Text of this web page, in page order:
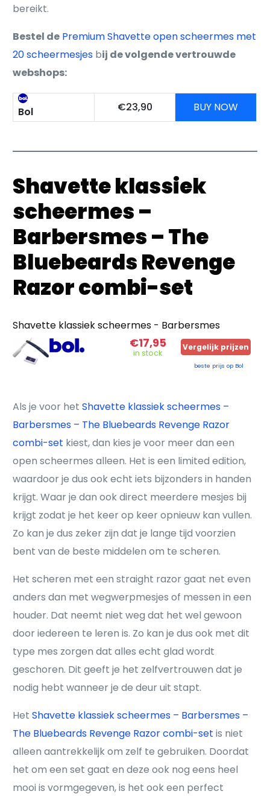
bereikt.
Bestel de Premium Shavette open scheermes met
20 scheermesjes bij de volgende vertrouwde
webshops:
Bol €23,90 BUY NOW
Shavette klassiek
scheermes –
Barbersmes – The
Bluebeards Revenge
Razor combi-set
Shavette klassiek scheermes - Barbersmes
€17,95
in stock
Vergelijk prijzen
beste prijs op Bol
Als je voor hetShavette klassiek scheermes –
Barbersmes – The Bluebeards Revenge Razor
combi-set kiest, dan kies je voor meer dan een
open scheermes alleen. Het is een limited edition,
waardoor je dus ook echt iets bijzonders in handen
krijgt. Waar je dan ook direct meerdere mesjes bij
krijgt zodat je het keer op keer opnieuw kan vullen.
Zo kan je dus zeker zijn dat je lange tijd voorzien
bent van de beste middelen om te scheren.
Het scheren met een straight razor gaat net even
anders dan met wegwerpmesjes of messen in een
houder. Dat neemt niet weg dat het wel gewoon
door iedereen te leren is. Zo kan je dus ook met dit
type mes zorgen dat alles echt glad wordt
geschoren. Dit geeft je het zelfvertrouwen dat je
nodig hebt wanneer je de deur uit stapt.
HetShavette klassiek scheermes – Barbersmes –
The Bluebeards Revenge Razor combi-set is niet
alleen aantrekkelijk om zelf te gebruiken. Doordat
het om een set gaat en deze ook nog eens heel
mooi is vormgegeven, is het ook een perfect